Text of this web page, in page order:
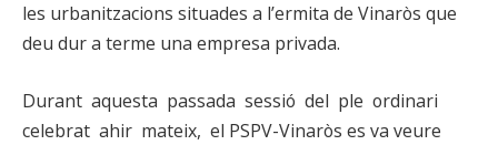
les urbanitzacions situades a l’ermita de Vinaròs que
deu dur a terme una empresa privada.
Durant aquesta passada sessió del ple ordinari
celebrat ahir mateix, el PSPV-Vinaròs es va veure